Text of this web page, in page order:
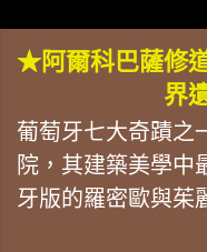
★阿爾科巴薩修
界
葡萄牙七大奇蹟之
院，其建築美學中
牙版的羅密歐與茱